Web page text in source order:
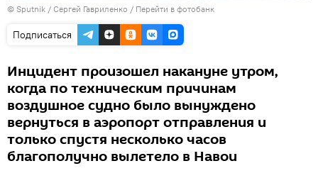
© Sputnik / Сергей Гавриленко / Перейти в фотобанк
Подписаться
Инцидент произошел накануне утром,
когда по техническим причинам
воздушное судно было вынуждено
вернуться в аэропорт отправления и
только спустя несколько часов
благополучно вылетело в Навои